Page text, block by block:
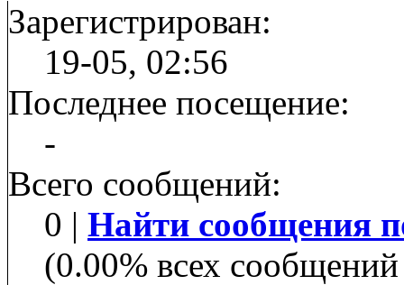
Зарегистрирован:
19-05, 02:56
Последнее посещение:
-
Всего сообщений:
0 | Найти сообщения
(0.00% всех